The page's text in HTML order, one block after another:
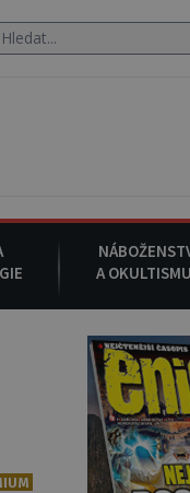
pak si na ulici
A